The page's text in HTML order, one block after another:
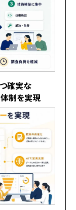
確実な
制を実現